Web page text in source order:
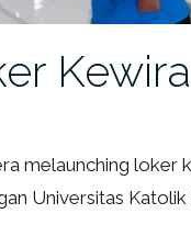
melaunching loker
Universitas